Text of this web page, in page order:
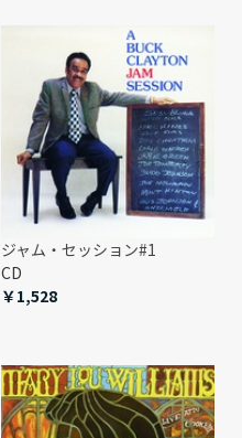
ジャム・セッション#1
CD
￥1,528